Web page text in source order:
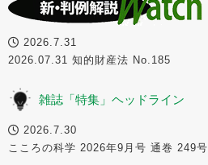
2026.7.31
2026.07.31 知的財産法 No.185
雑誌「特集」ヘッドライン
2026.7.30
こころの科学 2026年9月号 通巻 249号